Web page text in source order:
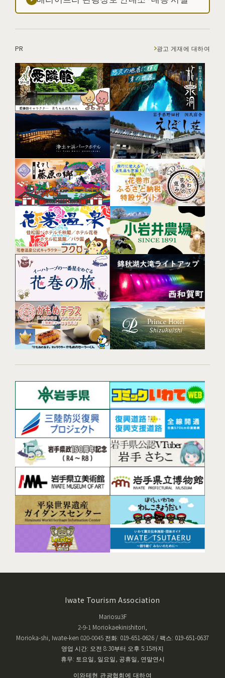
PR 광고 게재에 대하여
Iwate Tourism Association
Mariosu3F
2-9-1 Moriokaekinishitori,
Morioka-shi, Iwate-ken 020-0045 전화: 019-651-0626 / 팩스: 019-651-0637
영업 시간: 오전 8:30부터 오후 5:15까지
휴무: 토요일, 일요일, 공휴일, 연말연시
이와테현 관광협회에 대하여